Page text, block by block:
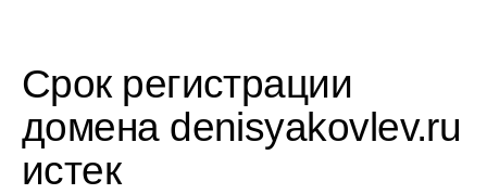
Срок регистрации
домена denisyakovlev.ru
истек